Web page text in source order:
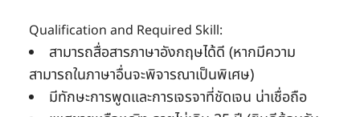
Qualification and Required Skill:
สามารถสื่อสารภาษาอังกฤษได้ดี (หากมีความ
สามารถในภาษาอื่นจะพิจารณาเป็นพิเศษ)
มีทักษะการพูดและการเจรจาที่ชัดเจน น่าเชื่อถือ